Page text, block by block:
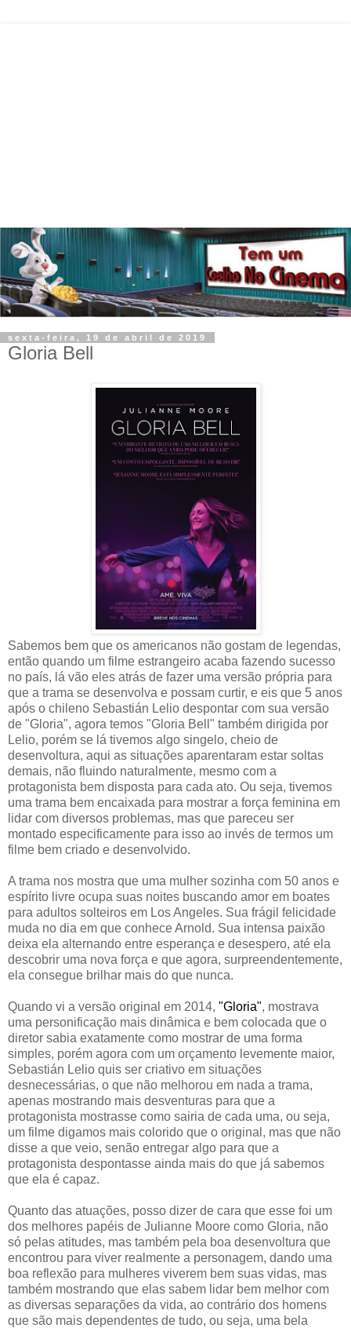
sexta-feira, 19 de abril de 2019
Gloria Bell
Sabemos bem que os americanos não gostam de legendas,
então quando um filme estrangeiro acaba fazendo sucesso
no país, lá vão eles atrás de fazer uma versão própria para
que a trama se desenvolva e possam curtir, e eis que 5 anos
após o chileno Sebastián Lelio despontar com sua versão
de "Gloria", agora temos "Gloria Bell" também dirigida por
Lelio, porém se lá tivemos algo singelo, cheio de
desenvoltura, aqui as situações aparentaram estar soltas
demais, não fluindo naturalmente, mesmo com a
protagonista bem disposta para cada ato. Ou seja, tivemos
uma trama bem encaixada para mostrar a força feminina em
lidar com diversos problemas, mas que pareceu ser
montado especificamente para isso ao invés de termos um
filme bem criado e desenvolvido.
A trama nos mostra que uma mulher sozinha com 50 anos e
espírito livre ocupa suas noites buscando amor em boates
para adultos solteiros em Los Angeles. Sua frágil felicidade
muda no dia em que conhece Arnold. Sua intensa paixão
deixa ela alternando entre esperança e desespero, até ela
descobrir uma nova força e que agora, surpreendentemente,
ela consegue brilhar mais do que nunca.
Quando vi a versão original em 2014, "Gloria", mostrava
uma personificação mais dinâmica e bem colocada que o
diretor sabia exatamente como mostrar de uma forma
simples, porém agora com um orçamento levemente maior,
Sebastián Lelio quis ser criativo em situações
desnecessárias, o que não melhorou em nada a trama,
apenas mostrando mais desventuras para que a
protagonista mostrasse como sairia de cada uma, ou seja,
um filme digamos mais colorido que o original, mas que não
disse a que veio, senão entregar algo para que a
protagonista despontasse ainda mais do que já sabemos
que ela é capaz.
Quanto das atuações, posso dizer de cara que esse foi um
dos melhores papéis de Julianne Moore como Gloria, não
só pelas atitudes, mas também pela boa desenvoltura que
encontrou para viver realmente a personagem, dando uma
boa reflexão para mulheres viverem bem suas vidas, mas
também mostrando que elas sabem lidar bem melhor com
as diversas separações da vida, ao contrário dos homens
que são mais dependentes de tudo, ou seja, uma bela